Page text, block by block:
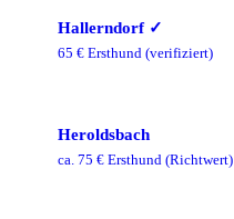
Hallerndorf✓
65 € Ersthund (verifiziert)
Heroldsbach
ca. 75 € Ersthund (Richtwert)